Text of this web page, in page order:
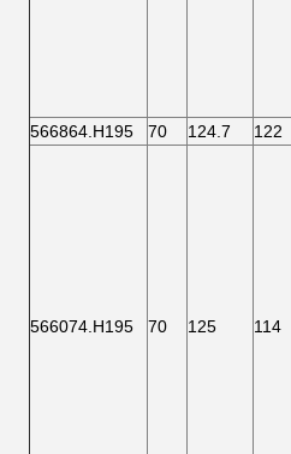
566864.H195 70 124.7 122
566074.H195 70 125 114